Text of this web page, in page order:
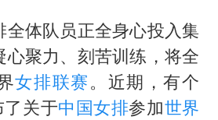
检测列车撞人致11死2伤 涉事单位被罚
泰国初中生饮弹自尽前开了26枪
央视新主播李秋莹孙亚鹏亮相
全体队员正全身心投入集
心聚力、刻苦训练，将全
女排联赛。近期，有个
了关于中国女排参加世界